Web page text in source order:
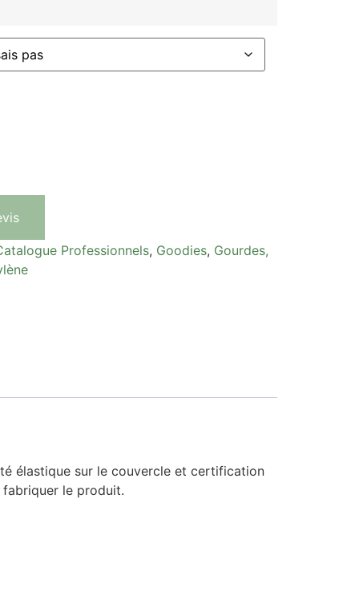
Professionnels, Goodies, Gourdes,
élastique sur le couvercle et certification
le produit.